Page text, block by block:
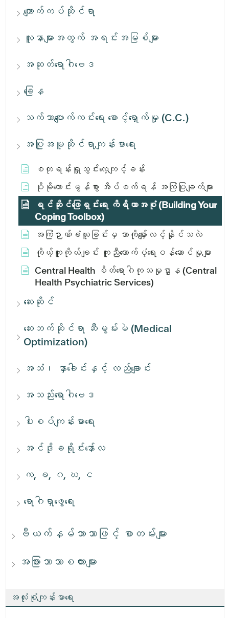
ကျောက်ကပ်ဆိုင်ရာ
လူနာများအတွက် အရင်းအမြစ်များ
အဆုတ်ရောဂါဗေဒ
ခြေန
သက်သာပျောက်ကင်းရေး စောင့်ရှောက်မှု (C.C.)
အပြုအမူဆိုင်ရာကျန်းမာရေး
စတုရန်းရှူသွင်းလေ့ကျင့်ခန်း
ပိုမိုကောင်းမွန်စွာ အိပ်စက်ရန် အကြံပြုချက်များ
ရင်ဆိုင်ဖြေရှင်းရေး ကိရိယာအစုံ (Building Your
Coping Toolbox)
အကြံဉာဏ်ခံယူခြင်းမှ ဘာကိုမျှော်လင့်နိုင်သလဲ
ကိုယ့်တူကိုယ်ချင်း ကူညီထောက်ပံ့ရေးဝန်ဆောင်မှုများ
Central Health စိတ်ရောဂါကုသမှုဌာန (Central
Health Psychiatric Services)
ဆေးဆိုင်
ဆေးဘက်ဆိုင်ရာ ဆီမွမ်းမဲ (Medical
Optimization)
အသံ၊ နှာခေါင်းနှင့် လည်ချောင်း
အသည်းရောဂါဗေဒ
ပါးစပ်ကျန်းမာရေး
အင်ဒိုခရိုင်းနော်လ
က, ခ, ဂ, ဃ, င
ရောဂါရှာဖွေရေး
ဗီယက်နမ်ဘာသာဖြင့် စာတမ်းများ
အခြားဘာသာစကားများ
အလုံးစုံကျန်းမာရေး